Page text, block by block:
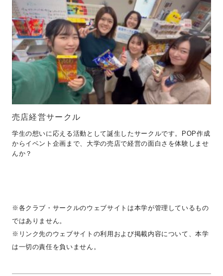
売店経営サークル
学生の想いに応える活動として誕生したサークルです。POP作成
からイベント企画まで、大学の売店で経営の面白さを体験しませ
んか？
※各クラブ・サークルのウェブサイトは本学が管理しているもの
ではありません。
※リンク先のウェブサイトの利用および掲載内容について、本学
は一切の責任を負いません。